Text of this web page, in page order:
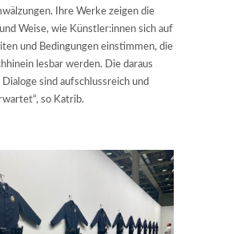
Ihre Werke zeigen die
Weise, wie Künstler:innen sich auf
und Bedingungen einstimmen, die
lesbar werden. Die daraus
sind aufschlussreich und
so Katrib.